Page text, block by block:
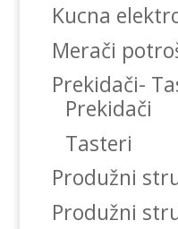
Kucna
Merači
Prekidači-
Prekidači
Tasteri
Produžni
Produžni